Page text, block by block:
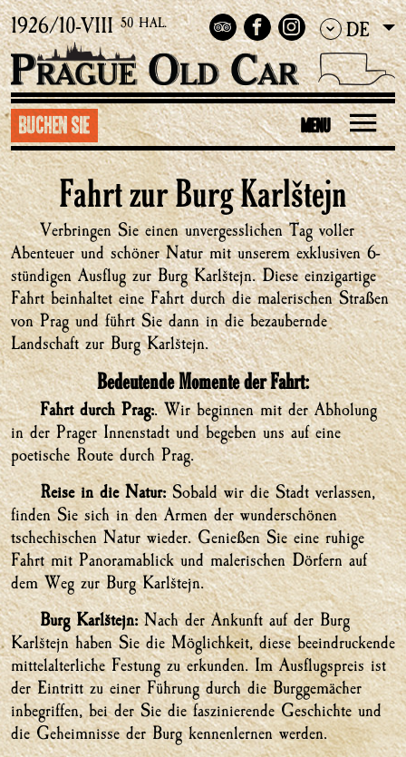
1926/10-VIII 50 HAL. DE
Buchen Sie MENU
Fahrt zur Burg Karlštejn
Verbringen Sie einen unvergesslichen Tag voller
Abenteuer und schöner Natur mit unserem exklusiven 6-
stündigen Ausflug zur Burg Karlštejn. Diese einzigartige
Fahrt beinhaltet eine Fahrt durch die malerischen Straßen
von Prag und führt Sie dann in die bezaubernde
Landschaft zur Burg Karlštejn.
Bedeutende Momente der Fahrt:
Fahrt durch Prag:. Wir beginnen mit der Abholung
in der Prager Innenstadt und begeben uns auf eine
poetische Route durch Prag.
Reise in die Natur:Sobald wir die Stadt verlassen,
finden­ Sie sich in den Armen der wunderschönen
tschechischen Natur wieder. Genießen Sie eine ruhige
Fahrt mit Panoramablick und malerischen Dörfern auf
dem Weg zur Burg Karlštejn.
Burg Karlštejn:Nach der Ankunft auf der Burg
Karlštejn haben Sie die Möglichkeit, diese beeindruckende
mittelalterliche Festung zu erkunden. Im Ausflugspreis ist
der Eintritt zu einer Führung durch die Burggemächer
inbegriffen, bei der Sie die faszinierende Geschichte und
die Geheimnisse der Burg kennenlernen werden.